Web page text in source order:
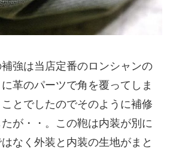
強は当店定番のロンシャンの
革のパーツで角を覆ってしま
とでしたのでそのように補修
が・・。この鞄は内装が別に
なく外装と内装の生地がまと